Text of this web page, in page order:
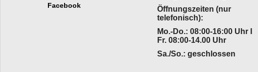
Facebook
Öffnungszeiten (nur
telefonisch):
Mo.-Do.: 08:00-16:00 Uhr I
Fr. 08:00-14.00 Uhr
Sa./So.: geschlossen